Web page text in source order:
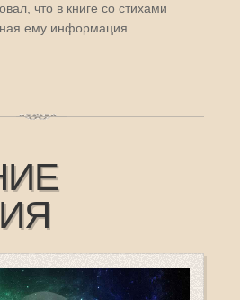
что в книге со стихами
ему информация.